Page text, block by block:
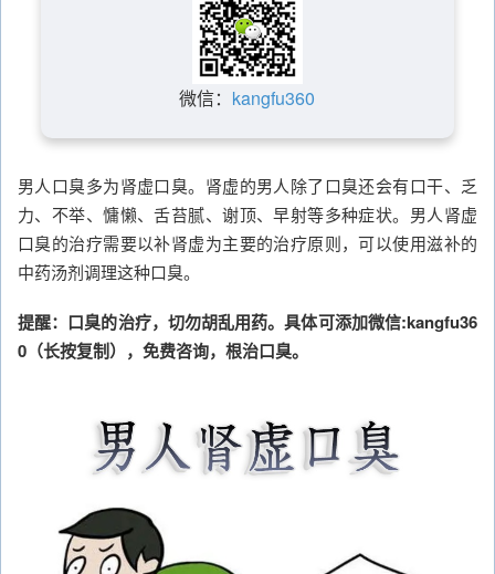
微信： kangfu360
男人口臭多为肾虚口臭。肾虚的男人除了口臭还会有口干、乏
力、不举、慵懒、舌苔腻、谢顶、早射等多种症状。男人肾虚
口臭的治疗需要以补肾虚为主要的治疗原则，可以使用滋补的
中药汤剂调理这种口臭。
提醒：口臭的治疗，切勿胡乱用药。具体可添加微信:kangfu36
0（长按复制），免费咨询，根治口臭。